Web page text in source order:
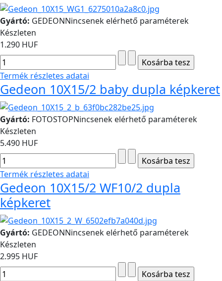
Gyártó: GEDEONNincsenek elérhető paraméterek
Készleten
1.290 HUF
Termék részletes adatai
Gedeon 10X15/2 baby dupla képkeret
Gyártó: FOTOSTOPNincsenek elérhető paraméterek
Készleten
5.490 HUF
Termék részletes adatai
Gedeon 10X15/2 WF10/2 dupla
képkeret
Gyártó: GEDEONNincsenek elérhető paraméterek
Készleten
2.995 HUF